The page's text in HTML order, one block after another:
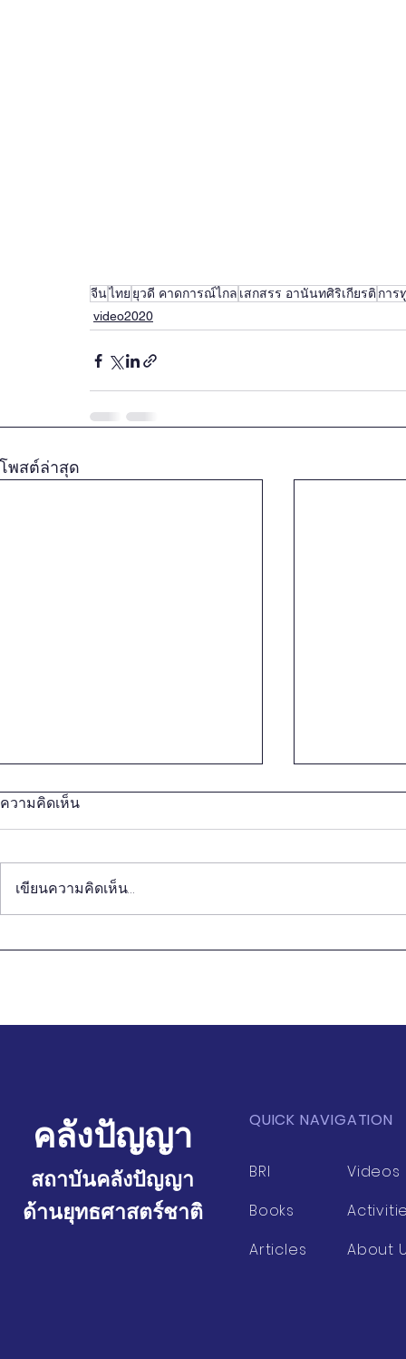
จีนไทย ยุวดี คาดการณ์ไกล เสกสรร อานันทศิริเกียรติ การ
video2020
โพสต์ล่าสุด
การทูตสาธารณะของไทยสู่
การทูตสาธ
ความคิดเห็น
เขียนความคิดเห็น…
คลังปัญญา
สถาบันคลังปัญญา
ด้านยุทธศาสตร์ชาติ
QUICK NAVIGATION
BRI
Books
Articles
Videos
About